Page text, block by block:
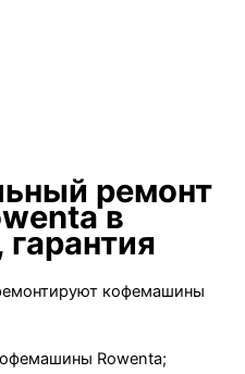
ремонт
в
кофемашины
Rowenta;